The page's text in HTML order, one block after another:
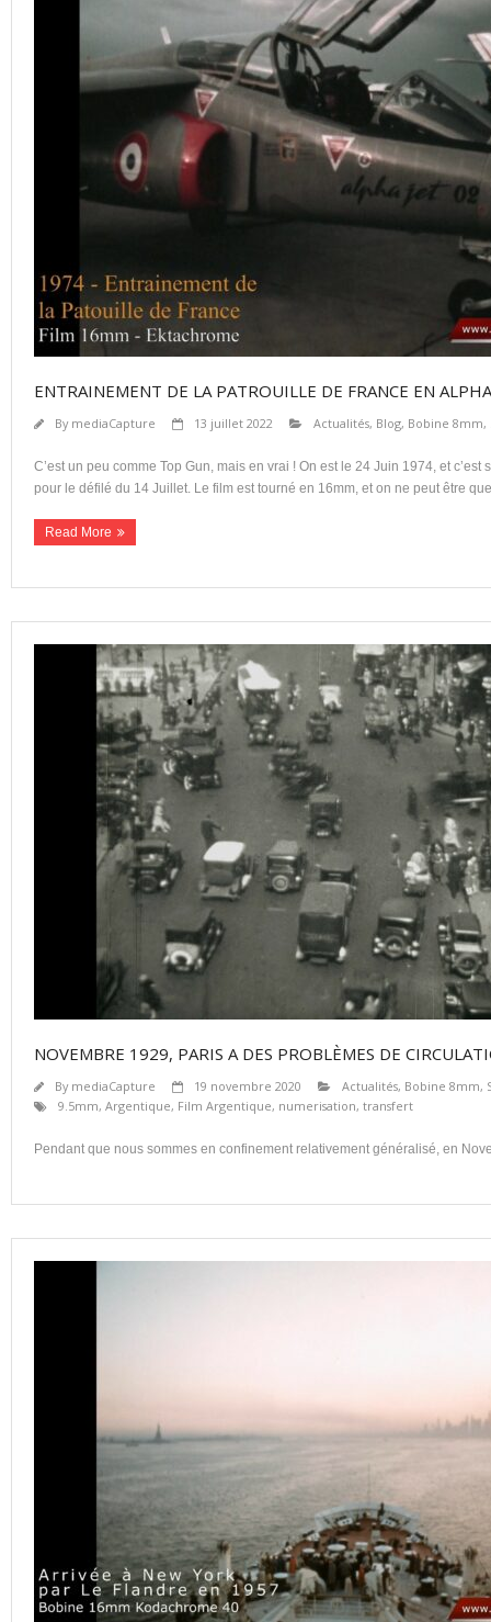
ENTRAINEMENT DE LA PATROUILLE DE FRANCE EN
By mediaCapture 13 juillet 2022 Actualités, Blog, Bobine 8mm,
C’est un peu comme Top Gun, mais en vrai ! On est le 24 Juin 1974, et
pour le défilé du 14 Juillet. Le film est tourné en 16mm, et on ne peut être que
Read More
NOVEMBRE 1929, PARIS A DES PROBLÈMES DE
By mediaCapture 19 novembre 2020 Actualités, Bobine 8mm,
9.5mm, Argentique, Film Argentique, numerisation, transfert
Pendant que nous sommes en confinement relativement généralisé, en